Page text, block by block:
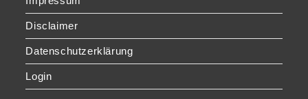
Disclaimer
Datenschutzerklärung
Login